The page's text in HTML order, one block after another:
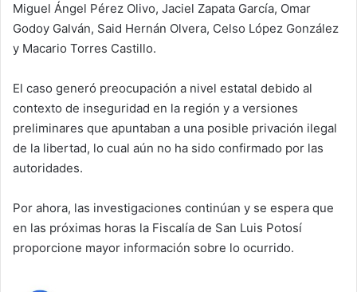
Miguel Ángel Pérez Olivo, Jaciel Zapata García, Omar
Godoy Galván, Said Hernán Olvera, Celso López González
y Macario Torres Castillo.
El caso generó preocupación a nivel estatal debido al
contexto de inseguridad en la región y a versiones
preliminares que apuntaban a una posible privación ilegal
de la libertad, lo cual aún no ha sido confirmado por las
autoridades.
Por ahora, las investigaciones continúan y se espera que
en las próximas horas la Fiscalía de San Luis Potosí
proporcione mayor información sobre lo ocurrido.